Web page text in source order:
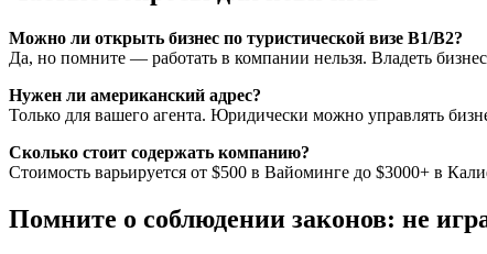
Можно ли открыть бизнес по туристической визе B1/B2?
Да, но помните — работать в компании нельзя. Владеть
Нужен ли американский адрес?
Только для вашего агента. Юридически можно управлять
Сколько стоит содержать компанию?
Стоимость варьируется от $500 в Вайоминге до $3000+ в
Помните о соблюдении законов: не